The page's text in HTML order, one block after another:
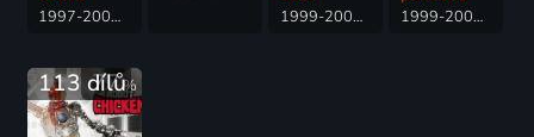
1997-2007 | USA | Akční, Dobrodružný, Drama, Science Fiction 1999-2002 | Austrálie, Kanada, Nový Zéland | Akční, Dobrodružný, Science Fiction 1999-2002 | Francie, Německo, Kanada, USA | Dobrodružný, Akční, Fantasy, Mysteriózní, Pohádka, Science Fiction
77%
113 dílů